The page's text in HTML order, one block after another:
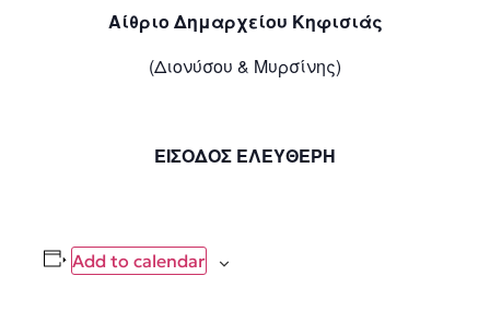
Αίθριο Δημαρχείου Κηφισιάς
(Διονύσου & Μυρσίνης)
ΕΙΣΟΔΟΣ ΕΛΕΥΘΕΡΗ
Add to calendar